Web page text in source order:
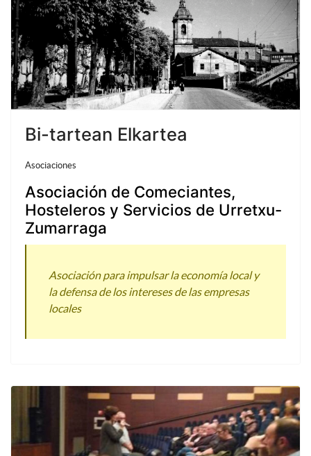
Bi-tartean Elkartea
Asociaciones
Asociación de Comeciantes,
Hosteleros y Servicios de Urretxu-
Zumarraga
Asociación para impulsar la economía local y
la defensa de los intereses de las empresas
locales